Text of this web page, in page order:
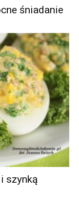
śniadanie
szynką